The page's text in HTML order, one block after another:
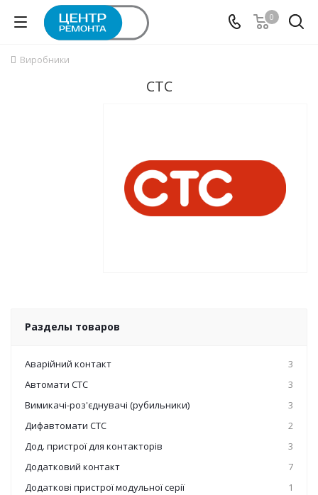
0
Виробники
СТС
Разделы товаров
Аварійний контакт
3
Автомати СТС
3
Вимикачі-роз'єднувачі (рубильники)
3
Дифавтомати СТС
2
Дод. пристрої для контакторів
3
Додатковий контакт
7
Додаткові пристрої модульної серії
1